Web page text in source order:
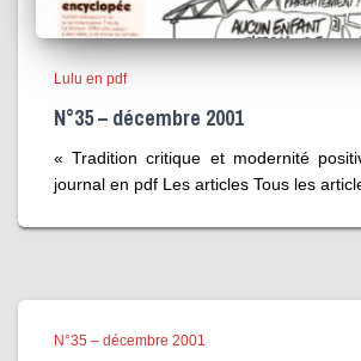
Lulu en pdf
N°35 – décembre 2001
« Tradition critique et modernité
journal en pdf Les articles Tous les
N°35 – décembre 2001